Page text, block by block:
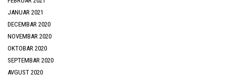
JANUAR 2021
DECEMBAR 2020
NOVEMBAR 2020
OKTOBAR 2020
SEPTEMBAR 2020
AVGUST 2020